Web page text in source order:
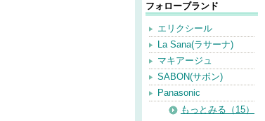
フォローブランド
エリクシール
La Sana(ラサーナ)
マキアージュ
SABON(サボン)
Panasonic
もっとみる（15）